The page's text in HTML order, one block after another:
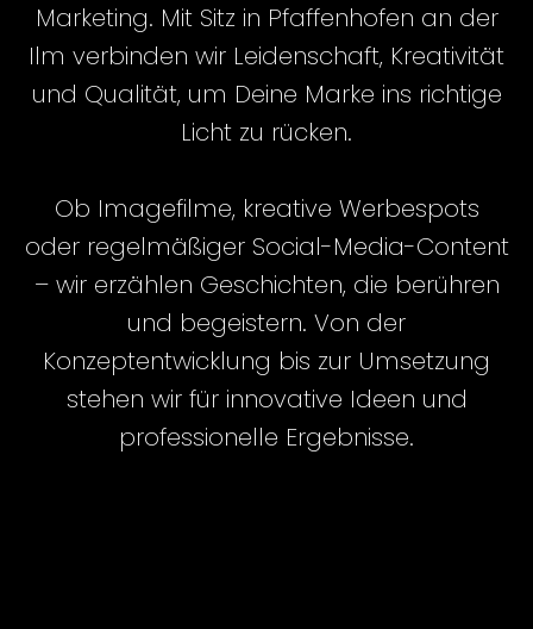
Marketing. Mit Sitz in Pfaffenhofen an der
Ilm verbinden wir Leidenschaft, Kreativität
und Qualität, um Deine Marke ins richtige
Licht zu rücken.
Ob Imagefilme, kreative Werbespots
oder regelmäßiger Social-Media-Content
– wir erzählen Geschichten, die berühren
und begeistern. Von der
Konzeptentwicklung bis zur Umsetzung
stehen wir für innovative Ideen und
professionelle Ergebnisse.